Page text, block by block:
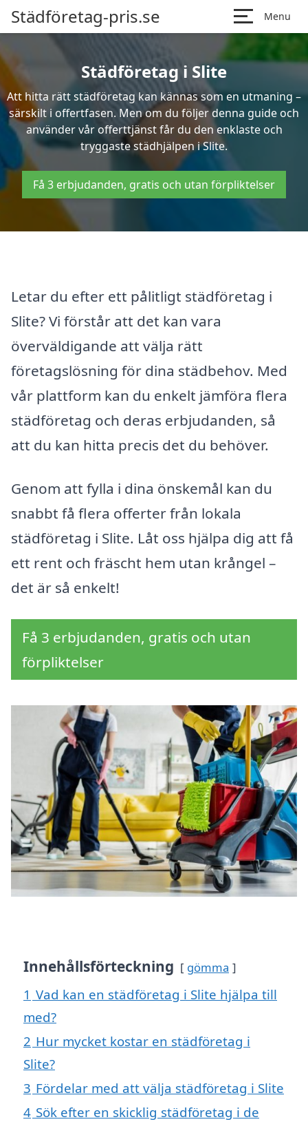
Städföretag-pris.se Menu
Städföretag i Slite
Att hitta rätt städföretag kan kännas som en utmaning –
särskilt i offertfasen. Men om du följer denna guide och
använder vår offerttjänst får du den enklaste och
tryggaste städhjälpen i Slite.
Få 3 erbjudanden, gratis och utan förpliktelser
Letar du efter ett pålitligt städföretag i
Slite? Vi förstår att det kan vara
överväldigande att välja rätt
företagslösning för dina städbehov. Med
vår plattform kan du enkelt jämföra flera
städföretag och deras erbjudanden, så
att du kan hitta precis det du behöver.
Genom att fylla i dina önskemål kan du
snabbt få flera offerter från lokala
städföretag i Slite. Låt oss hjälpa dig att få
ett rent och fräscht hem utan krångel –
det är så enkelt!
Få 3 erbjudanden, gratis och utan
förpliktelser
Innehållsförteckning gömma
1 Vad kan en städföretag i Slite hjälpa till
med?
2 Hur mycket kostar en städföretag i
Slite?
3 Fördelar med att välja städföretag i Slite
4 Sök efter en skicklig städföretag i de